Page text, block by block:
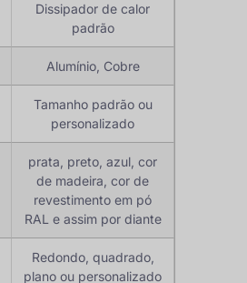
Dissipador de calor
padrão
Alumínio, Cobre
Tamanho padrão ou
personalizado
prata, preto, azul, cor
de madeira, cor de
revestimento em pó
RAL e assim por diante
Redondo, quadrado,
plano ou personalizado